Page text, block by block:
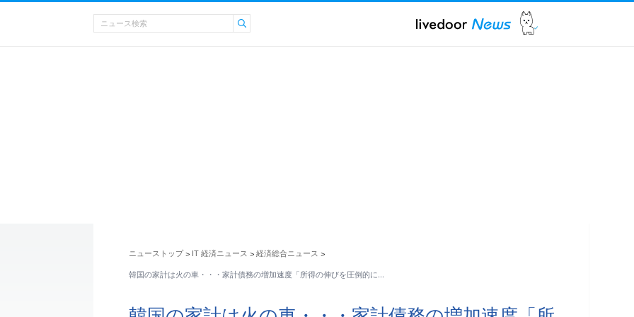
ニューストップ > IT 経済ニュース > 経済総合ニュース >
韓国の家計は火の車・・・家計債務の増加速度「所得の伸びを圧倒的に…